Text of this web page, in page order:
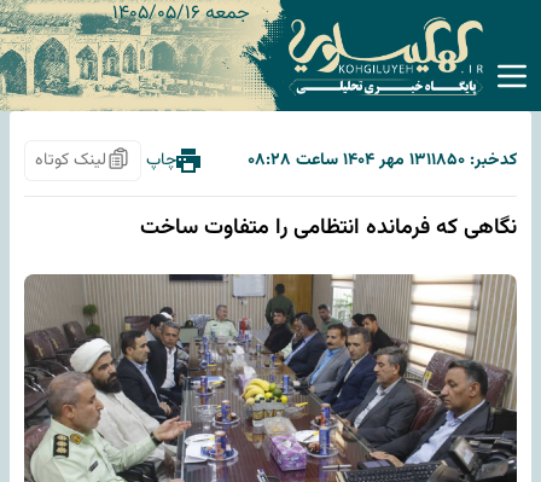
جمعه ۱۴۰۵/۰۵/۱۶
کدخبر: ۱۱۸۵۰ ۱۳ مهر ۱۴۰۴ ساعت ۰۸:۲۸ چاپ لینک کوتاه
نگاهی که فرمانده انتظامی را متفاوت ساخت